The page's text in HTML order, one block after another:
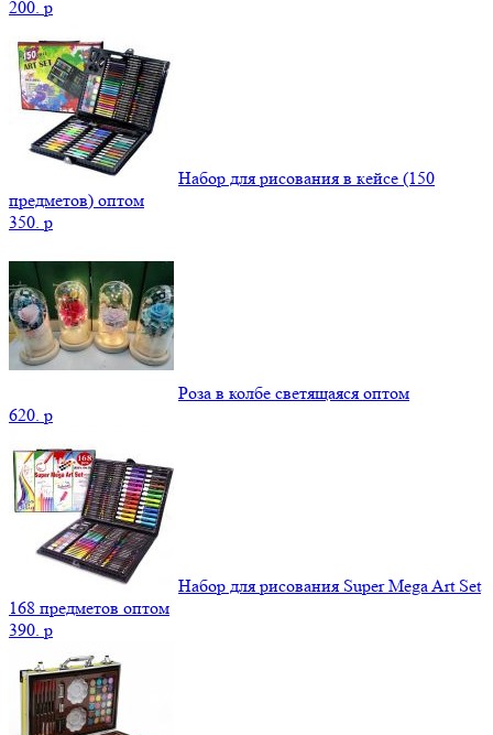
200. p
Набор для рисования в кейсе (150
предметов) оптом
350. p
Роза в колбе светящаяся оптом
620. p
Набор для рисования Super Mega Art Set
168 предметов оптом
390. p